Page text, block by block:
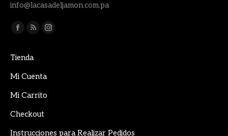
info@lacasadeljamon.com.pa
Encuéntranos en:
Facebook
opens
in
window
Rss
opens
in
window
Instagram
Tienda
Mi Cuenta
Mi Carrito
Checkout
Instrucciones para Realizar Pedidos